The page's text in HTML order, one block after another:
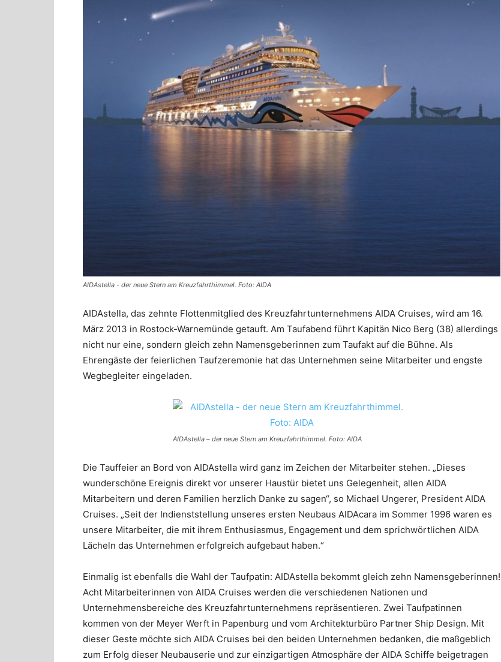
AIDAstella - der neue Stern am Kreuzfahrthimmel. Foto: AIDA
AIDAstella, das zehnte Flottenmitglied des Kreuzfahrtunternehmens AIDA Cruises, wird am 16.
März 2013 in Rostock-Warnemünde getauft. Am Taufabend führt Kapitän Nico Berg (38) allerdings
nicht nur eine, sondern gleich zehn Namensgeberinnen zum Taufakt auf die Bühne. Als
Ehrengäste der feierlichen Taufzeremonie hat das Unternehmen seine Mitarbeiter und engste
Wegbegleiter eingeladen.
AIDAstella – der neue Stern am Kreuzfahrthimmel. Foto: AIDA
Die Tauffeier an Bord von AIDAstella wird ganz im Zeichen der Mitarbeiter stehen. „Dieses
wunderschöne Ereignis direkt vor unserer Haustür bietet uns Gelegenheit, allen AIDA
Mitarbeitern und deren Familien herzlich Danke zu sagen“, so Michael Ungerer, President AIDA
Cruises. „Seit der Indienststellung unseres ersten Neubaus AIDAcara im Sommer 1996 waren es
unsere Mitarbeiter, die mit ihrem Enthusiasmus, Engagement und dem sprichwörtlichen AIDA
Lächeln das Unternehmen erfolgreich aufgebaut haben.“
Einmalig ist ebenfalls die Wahl der Taufpatin: AIDAstella bekommt gleich zehn Namensgeberinnen!
Acht Mitarbeiterinnen von AIDA Cruises werden die verschiedenen Nationen und
Unternehmensbereiche des Kreuzfahrtunternehmens repräsentieren. Zwei Taufpatinnen
kommen von der Meyer Werft in Papenburg und vom Architekturbüro Partner Ship Design. Mit
dieser Geste möchte sich AIDA Cruises bei den beiden Unternehmen bedanken, die maßgeblich
zum Erfolg dieser Neubauserie und zur einzigartigen Atmosphäre der AIDA Schiffe beigetragen